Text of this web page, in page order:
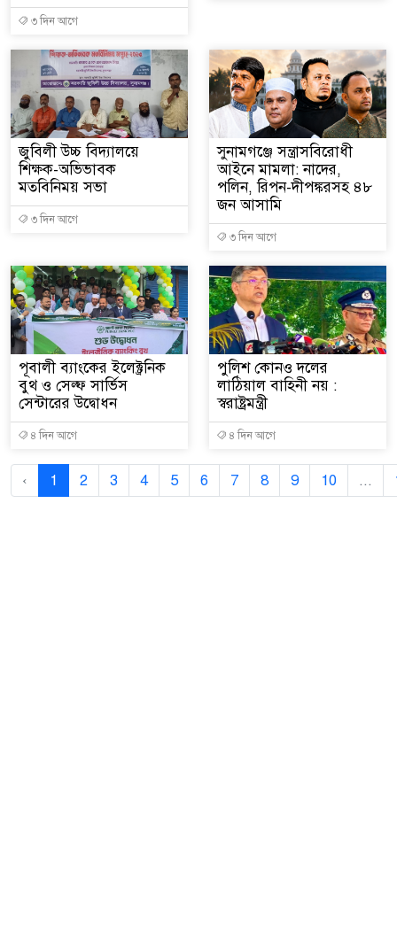
৩ দিন আগে
জুবিলী উচ্চ বিদ্যালয়ে
শিক্ষক-অভিভাবক
মতবিনিময় সভা
৩ দিন আগে
‎সুনামগঞ্জে সন্ত্রাসবিরোধী
আইনে মামলা: নাদের,
পলিন, রিপন-দীপঙ্করসহ ৪৮
জন আসামি
৩ দিন আগে
পূবালী ব্যাংকের ইলেক্ট্রনিক
বুথ ও সেল্ফ সার্ভিস
সেন্টারের উদ্বোধন
৪ দিন আগে
পুলিশ কোনও দলের
লাঠিয়াল বাহিনী নয় :
স্বরাষ্ট্রমন্ত্রী
৪ দিন আগে
‹ 1 2 3 4 5 6 7 8 9 10 ...